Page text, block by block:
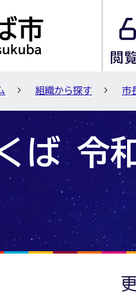
組織から探す 市
ば 令